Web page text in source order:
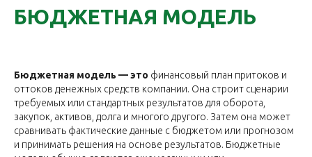
БЮДЖЕТНАЯ МОДЕЛЬ
Бюджетная модель — это финансовый план притоков и
оттоков денежных средств компании. Она строит сценарии
требуемых или стандартных результатов для оборота,
закупок, активов, долга и многого другого. Затем она может
сравнивать фактические данные с бюджетом или прогнозом
и принимать решения на основе результатов. Бюджетные